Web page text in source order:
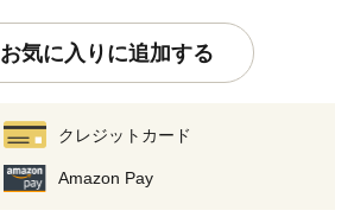
お気に入りに追加する
クレジットカード
Amazon Pay